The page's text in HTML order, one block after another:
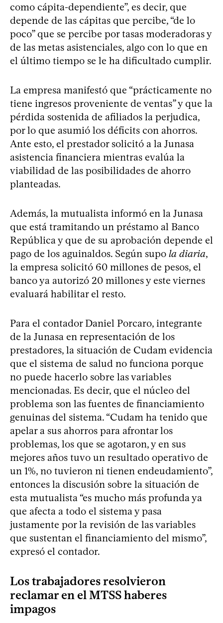
como cápita-dependiente”, es decir, que
depende de las cápitas que percibe, “de lo
poco” que se percibe por tasas moderadoras y
de las metas asistenciales, algo con lo que en
el último tiempo se le ha dificultado cumplir.
La empresa manifestó que “prácticamente no
tiene ingresos proveniente de ventas” y que la
pérdida sostenida de afiliados la perjudica,
por lo que asumió los déficits con ahorros.
Ante esto, el prestador solicitó a la Junasa
asistencia financiera mientras evalúa la
viabilidad de las posibilidades de ahorro
planteadas.
Además, la mutualista informó en la Junasa
que está tramitando un préstamo al Banco
República y que de su aprobación depende el
pago de los aguinaldos. Según supo la diaria,
la empresa solicitó 60 millones de pesos, el
banco ya autorizó 20 millones y este viernes
evaluará habilitar el resto.
Para el contador Daniel Porcaro, integrante
de la Junasa en representación de los
prestadores, la situación de Cudam evidencia
que el sistema de salud no funciona porque
no puede hacerlo sobre las variables
mencionadas. Es decir, que el núcleo del
problema son las fuentes de financiamiento
genuinas del sistema. “Cudam ha tenido que
apelar a sus ahorros para afrontar los
problemas, los que se agotaron, y en sus
mejores años tuvo un resultado operativo de
un 1%, no tuvieron ni tienen endeudamiento”,
entonces la discusión sobre la situación de
esta mutualista “es mucho más profunda ya
que afecta a todo el sistema y pasa
justamente por la revisión de las variables
que sustentan el financiamiento del mismo”,
expresó el contador.
Los trabajadores resolvieron
reclamar en el MTSS haberes
impagos